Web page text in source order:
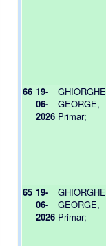
66 19-
06-
2026
GHIORGHE
GEORGE,
Primar;
65 19-
06-
2026
GHIORGHE
GEORGE,
Primar;